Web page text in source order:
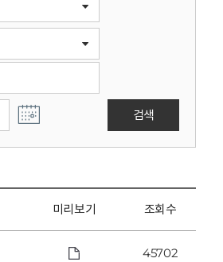
검색
미리보기 조회수
45702